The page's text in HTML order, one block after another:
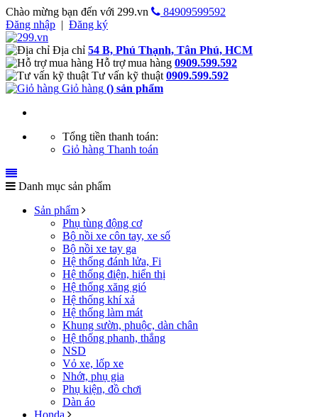
Chào mừng bạn đến với 299.vn
84909599592
Đăng nhập | Đăng ký
Địa chỉ 54 B, Phú Thạnh, Tân Phú, HCM
Hỗ trợ mua hàng 0909.599.592
Tư vấn kỹ thuật 0909.599.592
Giỏ hàng () sản phẩm
Tổng tiền thanh toán:
Giỏ hàng Thanh toán
Danh mục sản phẩm
Sản phẩm
Phụ tùng động cơ
Bộ nồi xe côn tay, xe số
Bộ nồi xe tay ga
Hệ thống đánh lửa, Fi
Hệ thống điện, hiển thị
Hệ thống xăng gió
Hệ thống khí xả
Hệ thống làm mát
Khung sườn, phuộc, dàn chân
Hệ thống phanh, thắng
NSD
Vỏ xe, lốp xe
Nhớt, phụ gia
Phụ kiện, đồ chơi
Dàn áo
Honda